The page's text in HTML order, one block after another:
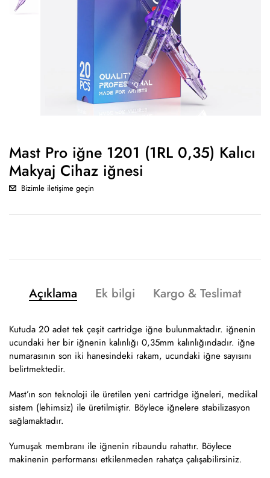
Mast Pro iğne 1201 (1RL 0,35) Kalıcı
Makyaj Cihaz iğnesi
Bizimle iletişime geçin
Açıklama Ek bilgi Kargo & Teslimat
Kutuda 20 adet tek çeşit cartridge iğne bulunmaktadır. iğnenin
ucundaki her bir iğnenin kalınlığı 0,35mm kalınlığındadır. iğne
numarasının son iki hanesindeki rakam, ucundaki iğne sayısını
belirtmektedir.
Mast’ın son teknoloji ile üretilen yeni cartridge iğneleri, medikal
sistem (lehimsiz) ile üretilmiştir. Böylece iğnelere stabilizasyon
sağlamaktadır.
Yumuşak membranı ile iğnenin ribaundu rahattır. Böylece
makinenin performansı etkilenmeden rahatça çalışabilirsiniz.